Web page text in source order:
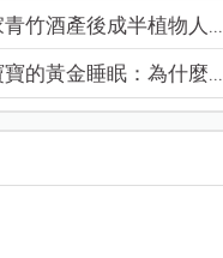
竹酒產後成半植物人...
的黃金睡眠：為什麼...